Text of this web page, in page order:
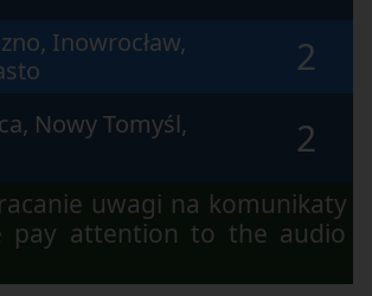
Inowrocław,
2
Nowy Tomyśl,
2
uwagi na komunikaty
pay attention to the audio